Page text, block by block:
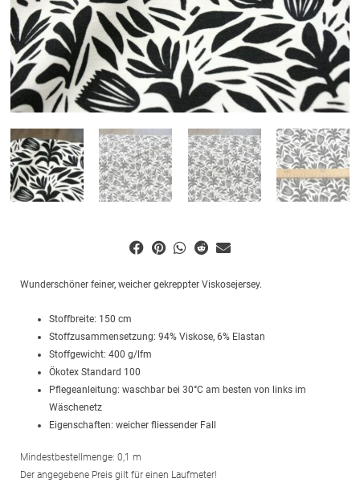
Wunderschöner feiner, weicher gekreppter Viskosejersey.
Stoffbreite: 150 cm
Stoffzusammensetzung: 94% Viskose, 6% Elastan
Stoffgewicht: 400 g/lfm
Ökotex Standard 100
Pflegeanleitung: waschbar bei 30°C am besten von links im
Wäschenetz
Eigenschaften: weicher fliessender Fall
Mindestbestellmenge: 0,1 m
Der angegebene Preis gilt für einen Laufmeter!